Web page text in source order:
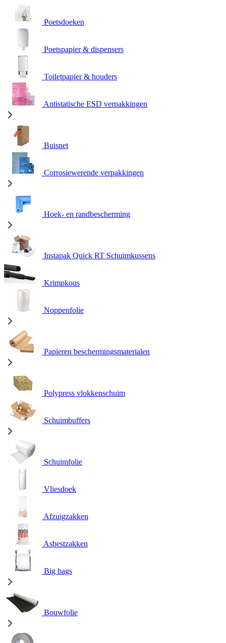
Poetsdoeken
Poetspapier & dispensers
Toiletpapier & houders
Antistatische ESD verpakkingen
Buisnet
Corrosiewerende verpakkingen
Hoek- en randbescherming
Instapak Quick RT Schuimkussens
Krimpkous
Noppenfolie
Papieren beschermingsmaterialen
Polypress vlokkenschuim
Schuimbuffers
Schuimfolie
Vliesdoek
Afzuigzakken
Asbestzakken
Big bags
Bouwfolie